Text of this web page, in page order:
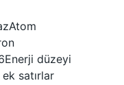
düzeyi
satırlar